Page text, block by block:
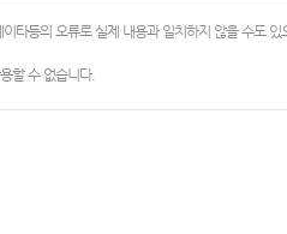
타등의 오류로 실제 내용과 일치하지 않을 수도
할 수 없습니다.